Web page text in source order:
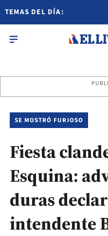
TEMAS DEL DÍA:
SE MOSTRÓ FURIOSO
Fiesta
Esquina:
duras
intendente